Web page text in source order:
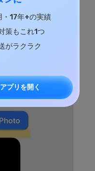
17年+の実績
策もこれ1つ
がラクラク
アプリを開く